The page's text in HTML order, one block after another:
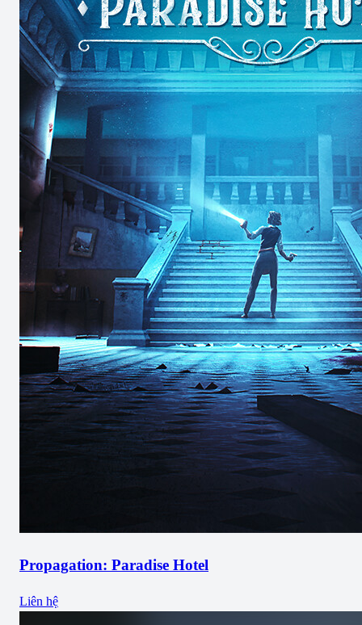
Propagation: Paradise Hotel
Liên hệ